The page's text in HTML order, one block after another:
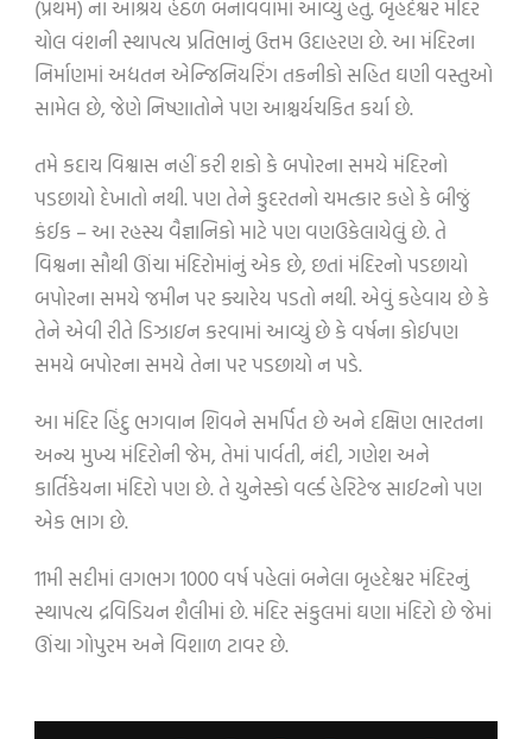
(પ્રથમ) ના આશ્રય હેઠળ બનાવવામાં આવ્યું હતું. બૃહદેશ્વર મંદિર
ચોલ વંશની સ્થાપત્ય પ્રતિભાનું ઉત્તમ ઉદાહરણ છે. આ મંદિરના
નિર્માણમાં અદ્યતન એન્જિનિયરિંગ તકનીકો સહિત ઘણી વસ્તુઓ
સામેલ છે, જેણે નિષ્ણાતોને પણ આશ્ચર્યચકિત કર્યા છે.
તમે કદાચ વિશ્વાસ નહીં કરી શકો કે બપોરના સમયે મંદિરનો
પડછાયો દેખાતો નથી. પણ તેને કુદરતનો ચમત્કાર કહો કે બીજું
કંઈક – આ રહસ્ય વૈજ્ઞાનિકો માટે પણ વણઉકેલાયેલું છે. તે
વિશ્વના સૌથી ઊંચા મંદિરોમાંનું એક છે, છતાં મંદિરનો પડછાયો
બપોરના સમયે જમીન પર ક્યારેય પડતો નથી. એવું કહેવાય છે કે
તેને એવી રીતે ડિઝાઇન કરવામાં આવ્યું છે કે વર્ષના કોઈપણ
સમયે બપોરના સમયે તેના પર પડછાયો ન પડે.
આ મંદિર હિંદુ ભગવાન શિવને સમર્પિત છે અને દક્ષિણ ભારતના
અન્ય મુખ્ય મંદિરોની જેમ, તેમાં પાર્વતી, નંદી, ગણેશ અને
કાર્તિકેયના મંદિરો પણ છે. તે યુનેસ્કો વર્લ્ડ હેરિટેજ સાઈટનો પણ
એક ભાગ છે.
11મી સદીમાં લગભગ 1000 વર્ષ પહેલાં બનેલા બૃહદેશ્વર મંદિરનું
સ્થાપત્ય દ્રવિડિયન શૈલીમાં છે. મંદિર સંકુલમાં ઘણા મંદિરો છે જેમાં
ઊંચા ગોપુરમ અને વિશાળ ટાવર છે.